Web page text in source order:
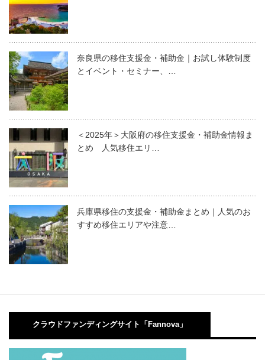
奈良県の移住支援金・補助金｜お試し体験制度
とイベント・セミナー、…
＜2025年＞大阪府の移住支援金・補助金情報ま
とめ 人気移住エリ…
兵庫県移住の支援金・補助金まとめ｜人気のお
すすめ移住エリアや注意…
クラウドファンディングサイト「Fannova」